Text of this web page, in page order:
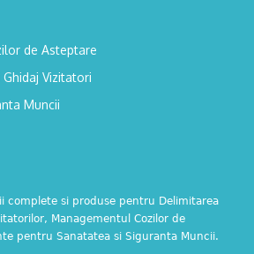
de Asteptare
Vizitatori
Muncii
complete si produse pentru Delimitarea
Managementul Cozilor de
pentru Sanatatea si Siguranta Muncii.